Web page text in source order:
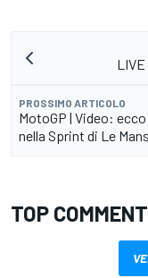
PROSSIMO ARTICOLO
MotoGP | Video:
nella Sprint di Le Mans
TOP